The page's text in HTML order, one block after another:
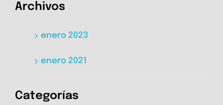
Archivos
enero 2023
enero 2021
Categorías